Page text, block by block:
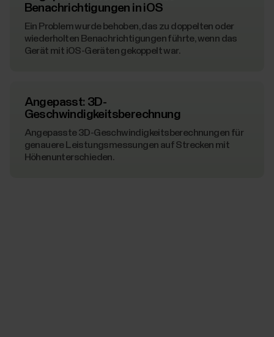
Benachrichtigungen in iOS
Ein Problem wurde behoben, das zu doppelten oder
wiederholten Benachrichtigungen führte, wenn das
Gerät mit iOS-Geräten gekoppelt war.
Angepasst: 3D-
Geschwindigkeitsberechnung
Angepasste 3D-Geschwindigkeitsberechnungen für
genauere Leistungsmessungen auf Strecken mit
Höhenunterschieden.